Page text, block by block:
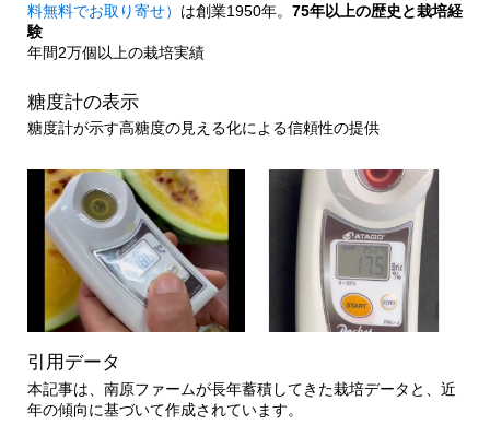
料無料でお取り寄せ） は創業1950年。 75年以上の歴史と栽培経
験
年間2万個以上の栽培実績
糖度計の表示
糖度計が示す高糖度の見える化による信頼性の提供
引用データ
本記事は、南原ファームが長年蓄積してきた栽培データと、近
年の傾向に基づいて作成されています。